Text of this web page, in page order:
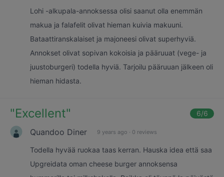
Lohi -alkupala-annoksessa olisi saanut olla enemmän
makua ja falafelit olivat hieman kuivia makuuni.
Bataattiranskalaiset ja majoneesi olivat superhyviä.
Annokset olivat sopivan kokoisia ja pääruuat (vege- ja
juustoburgeri) todella hyviä. Tarjoilu pääruuan jälkeen oli
hieman hidasta.
"Excellent" 6/6
Quandoo Diner 9 years ago · 0 reviews
Todella hyvää ruokaa taas kerran. Hauska idea että saa
Upgreidata oman cheese burger annoksensa